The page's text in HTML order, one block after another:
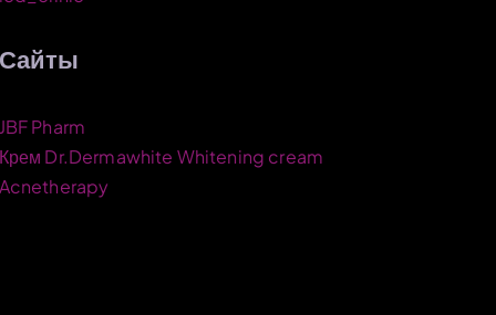
Сайты
JBF Pharm
Крем Dr.Dermawhite Whitening cream
Acnetherapy